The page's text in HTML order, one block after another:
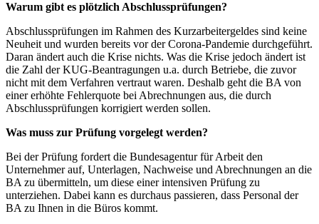
Warum gibt es plötzlich Abschlussprüfungen?
Abschlussprüfungen im Rahmen des Kurzarbeitergeldes sind keine
Neuheit und wurden bereits vor der Corona-Pandemie durchgeführt.
Daran ändert auch die Krise nichts. Was die Krise jedoch ändert ist
die Zahl der KUG-Beantragungen u.a. durch Betriebe, die zuvor
nicht mit dem Verfahren vertraut waren. Deshalb geht die BA von
einer erhöhte Fehlerquote bei Abrechnungen aus, die durch
Abschlussprüfungen korrigiert werden sollen.
Was muss zur Prüfung vorgelegt werden?
Bei der Prüfung fordert die Bundesagentur für Arbeit den
Unternehmer auf, Unterlagen, Nachweise und Abrechnungen an die
BA zu übermitteln, um diese einer intensiven Prüfung zu
unterziehen. Dabei kann es durchaus passieren, dass Personal der
BA zu Ihnen in die Büros kommt.